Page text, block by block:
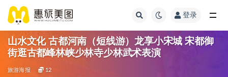
登录
山水文化 古都河南（短线游）龙享小宋城 宋都御
街逛古都峰林峡少林寺少林武术表演
旅游海报 12